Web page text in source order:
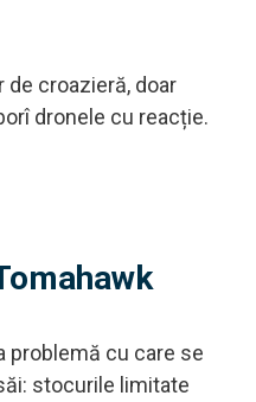
de croazieră, doar
dronele cu reacție.
problemă cu care se
stocurile limitate